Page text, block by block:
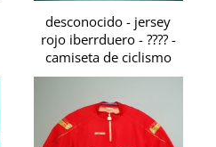
desconocido - jersey
rojo iberrduero - ???? -
camiseta de ciclismo